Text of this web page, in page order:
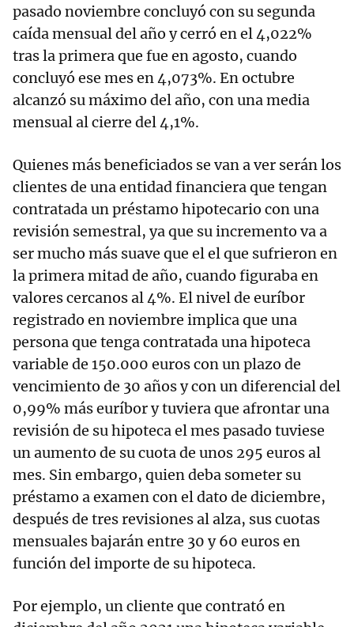
pasado noviembre concluyó con su segunda
caída mensual del año y cerró en el 4,022%
tras la primera que fue en agosto, cuando
concluyó ese mes en 4,073%. En octubre
alcanzó su máximo del año, con una media
mensual al cierre del 4,1%.
Quienes más beneficiados se van a ver serán los
clientes de una entidad financiera que tengan
contratada un préstamo hipotecario con una
revisión semestral, ya que su incremento va a
ser mucho más suave que el el que sufrieron en
la primera mitad de año, cuando figuraba en
valores cercanos al 4%. El nivel de euríbor
registrado en noviembre implica que una
persona que tenga contratada una hipoteca
variable de 150.000 euros con un plazo de
vencimiento de 30 años y con un diferencial del
0,99% más euríbor y tuviera que afrontar una
revisión de su hipoteca el mes pasado tuviese
un aumento de su cuota de unos 295 euros al
mes. Sin embargo, quien deba someter su
préstamo a examen con el dato de diciembre,
después de tres revisiones al alza, sus cuotas
mensuales bajarán entre 30 y 60 euros en
función del importe de su hipoteca.
Por ejemplo, un cliente que contrató en